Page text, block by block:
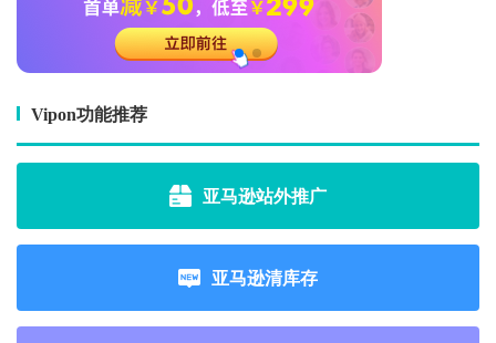
Vipon功能推荐
亚马逊站外推广
亚马逊清库存